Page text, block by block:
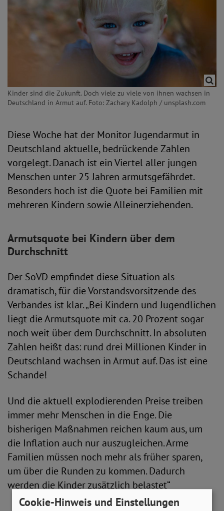
Kinder sind die Zukunft. Doch viele zu viele von ihnen wachsen in
Deutschland in Armut auf. Foto: Zachary Kadolph / unsplash.com
Diese Woche hat der Monitor Jugendarmut in
Deutschland aktuelle, bedrückende Zahlen
vorgelegt. Danach ist ein Viertel aller jungen
Menschen unter 25 Jahren armutsgefährdet.
Besonders hoch ist die Quote bei Familien mit
mehreren Kindern sowie Alleinerziehenden.
Armutsquote bei Kindern über dem
Durchschnitt
Der SoVD empfindet diese Situation als
dramatisch, für die Vorstandsvorsitzende des
Verbandes ist klar. „Bei Kindern und Jugendlichen
liegt die Armutsquote mit ca. 20 Prozent sogar
noch weit über dem Durchschnitt. In absoluten
Zahlen heißt das: rund drei Millionen Kinder in
Deutschland wachsen in Armut auf. Das ist eine
Schande!
Und die aktuell explodierenden Preise treiben
immer mehr Menschen in die Enge. Die
bisherigen Maßnahmen reichen kaum aus, um
die Inflation auch nur auszugleichen. Arme
Familien müssen noch mehr als früher sparen,
um über die Runden zu kommen. Dadurch
werden die Kinder zusätzlich belastet“
Cookie-Hinweis und Einstellungen